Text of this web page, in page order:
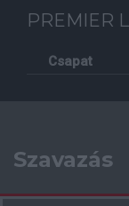
PREMIER
Csapat
Szavazás